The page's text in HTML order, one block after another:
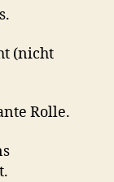
(nicht
Rolle.